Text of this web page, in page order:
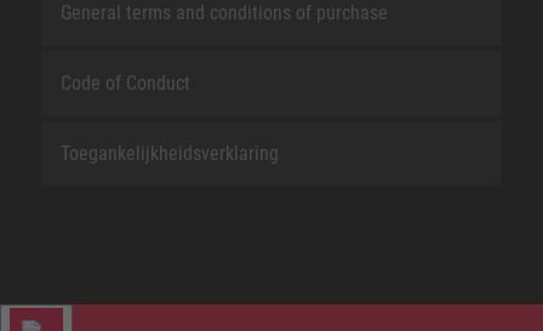
General terms and conditions of purchase
Code of Conduct
Toegankelijkheidsverklaring